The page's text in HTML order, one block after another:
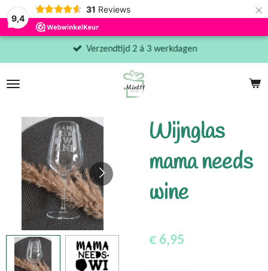
9,4
31 Reviews ×
Verzendtijd 2 á 3 werkdagen
Wijnglas
mama needs
wine
€ 6,95